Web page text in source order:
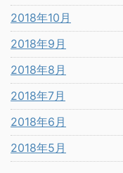
2018年10月
2018年9月
2018年8月
2018年7月
2018年6月
2018年5月